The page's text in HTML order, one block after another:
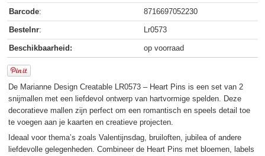
Barcode: 8716697052230
Bestelnr: Lr0573
Beschikbaarheid: op voorraad
De Marianne Design Creatable LR0573 – Heart Pins is een set van 2
snijmallen met een liefdevol ontwerp van hartvormige spelden. Deze
decoratieve mallen zijn perfect om een romantisch en speels detail toe
te voegen aan je kaarten en creatieve projecten.
Ideaal voor thema’s zoals Valentijnsdag, bruiloften, jubilea of andere
liefdevolle gelegenheden. Combineer de Heart Pins met bloemen, labels